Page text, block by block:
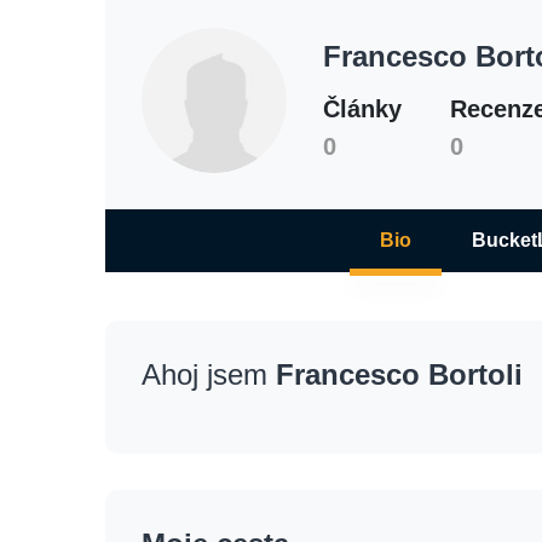
Francesco
Články
0
0
Bio
Ahoj jsem Francesco Bortoli